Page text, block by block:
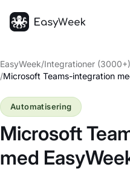
EasyWeek/Integrationer (3000+)
/Microsoft Teams-integration
Microsoft
med
Automatisering